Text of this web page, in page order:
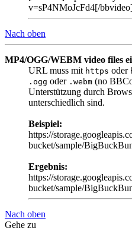
v=sP4NMoJcFd4[/
Nach oben
MP4/OGG/WEBM video files
URL muss mit https oder
.ogg oder .webm (no
Unterstützung durch
unterschiedlich sind.
Beispiel:
https://
bucket/sample/
Ergebnis:
https://
bucket/sample/
Nach oben
Gehe zu